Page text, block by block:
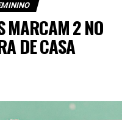
MARCAM 2 NO
DE CASA